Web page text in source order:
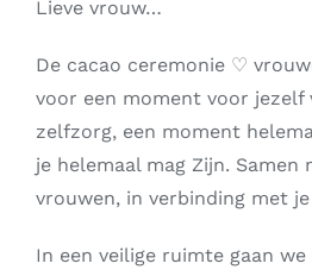
Lieve vrouw…
De cacao ceremonie ♡
voor een moment voor jezelf
zelfzorg, een moment
je helemaal mag Zijn. Samen
vrouwen, in verbinding met
In een veilige ruimte gaan